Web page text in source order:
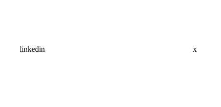
linkedin x